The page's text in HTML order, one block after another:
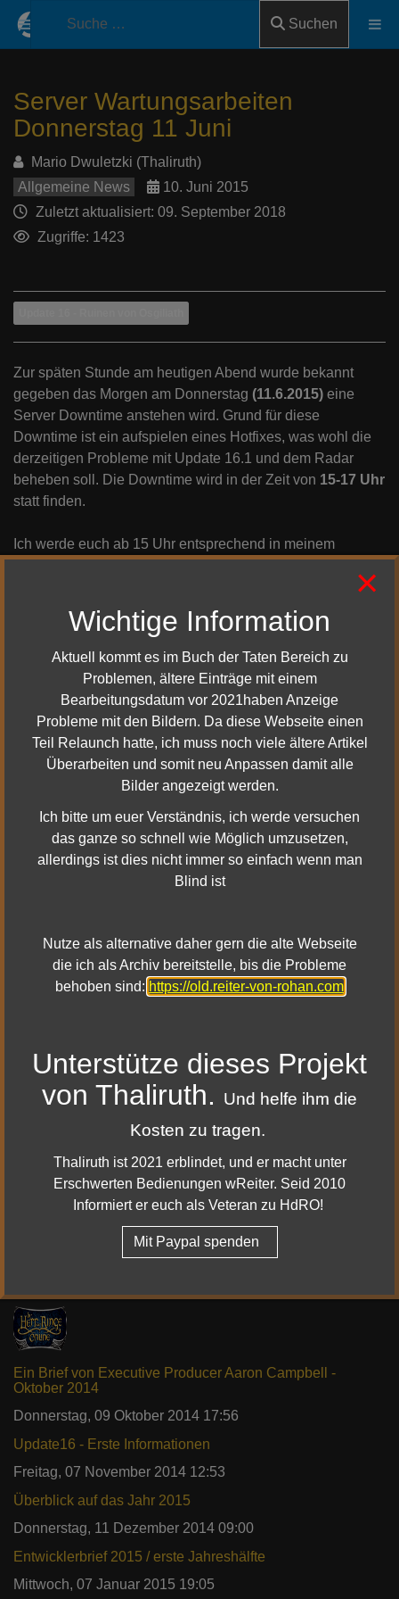
Suchen
Server Wartungsarbeiten
Donnerstag 11 Juni
Mario Dwuletzki (Thaliruth)
Allgemeine News
10. Juni 2015
Zuletzt aktualisiert: 09. September 2018
Zugriffe: 1423
Zur späten Stunde am heutigen Abend wurde bekannt
gegeben das Morgen am Donnerstag (11.6.2015) eine
Server Downtime anstehen wird. Grund für diese
Downtime ist ein aufspielen eines Hotfixes, was wohl die
derzeitigen Probleme mit Update 16.1 und dem Radar
beheben soll. Die Downtime wird in der Zeit von 15-17 Uhr
statt finden.
Ich werde euch ab 15 Uhr entsprechend in meinem
Mehr Details dazu
Youtube | Twitter |
Twitch | Discord
HdRO Update 43 – Geheimnisse von Utug-bûr
Herr der Ringe Online - Neue 64-Bit Server 2025
Herr der Ringe Online - Podcast Kurzgeschichten
HdRO: Morgoths Vermächtnis (Update 42) - Region
Khûd Zagin
Verwandte Artikel
Ein Brief von Executive Producer Aaron Campbell - April
Ein Brief von Executive Producer Aaron Campbell -
Oktober 2014
Donnerstag, 09 Oktober 2014 17:56
Update16 - Erste Informationen
Freitag, 07 November 2014 12:53
Überblick auf das Jahr 2015
Donnerstag, 11 Dezember 2014 09:00
Entwicklerbrief 2015 / erste Jahreshälfte
Mittwoch, 07 Januar 2015 19:05
×
Wichtige Information
Aktuell kommt es im Buch der Taten Bereich zu
Problemen, ältere Einträge mit einem
Bearbeitungsdatum vor 2021haben Anzeige
Probleme mit den Bildern. Da diese Webseite einen
Teil Relaunch hatte, ich muss noch viele ältere Artikel
Überarbeiten und somit neu Anpassen damit alle
Bilder angezeigt werden.
Ich bitte um euer Verständnis, ich werde versuchen
das ganze so schnell wie Möglich umzusetzen,
allerdings ist dies nicht immer so einfach wenn man
Blind ist
Nutze als alternative daher gern die alte Webseite
die ich als Archiv bereitstelle, bis die Probleme
behoben sind: https://old.reiter-von-rohan.com
Unterstütze dieses Projekt
von Thaliruth.
Und helfe ihm die
Kosten zu tragen.
Thaliruth ist 2021 erblindet, und er macht unter
Erschwerten Bedienungen wReiter. Seid 2010
Informiert er euch als Veteran zu HdRO!
Mit Paypal spenden